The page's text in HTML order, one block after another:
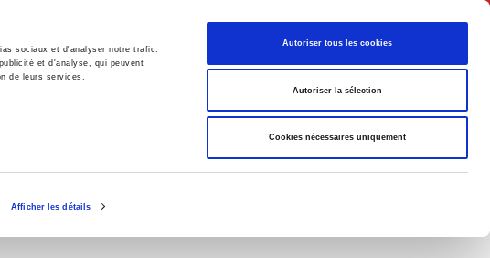
sociaux et d'analyser notre trafic.
et d'analyse, qui peuvent
de leurs services.
Afficher les détails
Autoriser tous les cookies
Autoriser la sélection
Cookies nécessaires uniquement
Français